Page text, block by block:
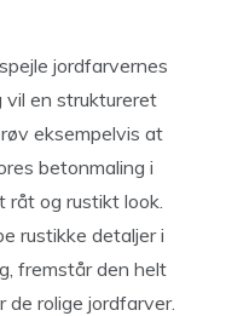
jordfarvernes
vil en struktureret
eksempelvis at
betonmaling i
råt og rustikt look.
rustikke detaljer i
fremstår den helt
de rolige jordfarver.